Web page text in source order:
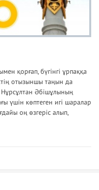
қорғап, бүгінгі ұрпаққа
отызыншы таңын да
Әбішұлының
үшін көптеген игі шаралар
оң өзгеріс алып,